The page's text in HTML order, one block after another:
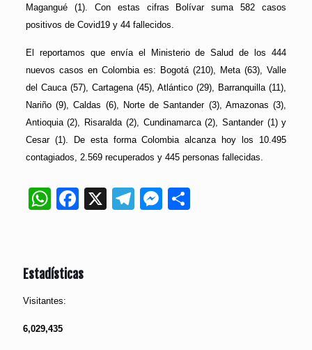
Magangué (1). Con estas cifras Bolívar suma 582 casos
positivos de Covid19 y 44 fallecidos.
El reportamos que envía el Ministerio de Salud de los 444
nuevos casos en Colombia es: Bogotá (210), Meta (63), Valle
del Cauca (57), Cartagena (45), Atlántico (29), Barranquilla (11),
Nariño (9), Caldas (6), Norte de Santander (3), Amazonas (3),
Antioquia (2), Risaralda (2), Cundinamarca (2), Santander (1) y
Cesar (1). De esta forma Colombia alcanza hoy los 10.495
contagiados, 2.569 recuperados y 445 personas fallecidas.
WhatsApp
Facebook
X Telegram
Messenger
Estadísticas
Visitantes:
6,029,435